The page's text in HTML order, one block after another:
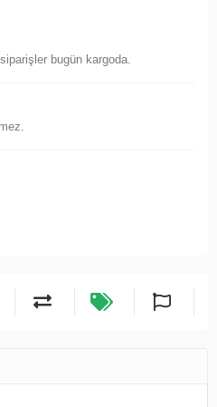
bugün kargoda.